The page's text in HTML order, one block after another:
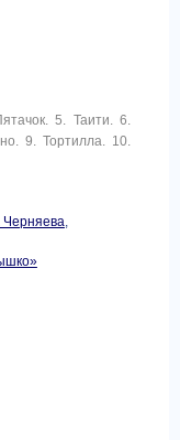
5. Таити. 6.
9. Тортилла. 10.